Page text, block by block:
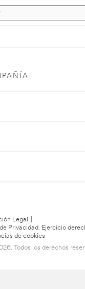
Legal
Privacidad. Ejercicio
de cookies
Todos los derechos